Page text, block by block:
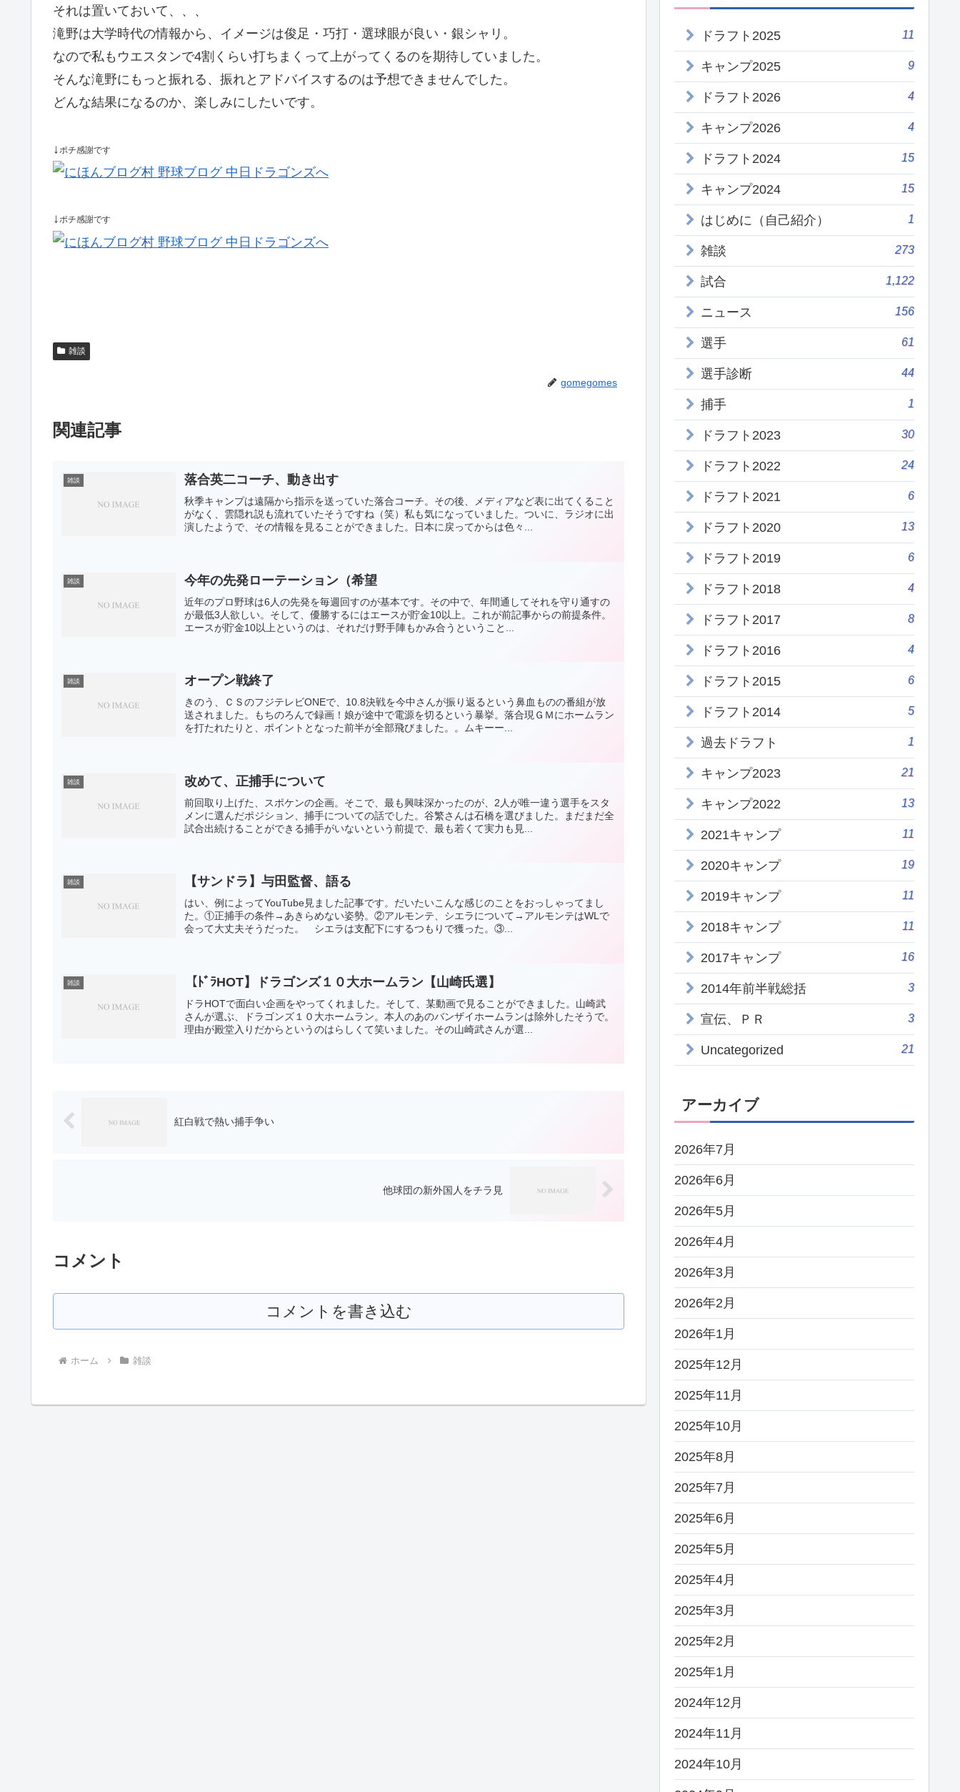
それは置いておいて、、、
滝野は大学時代の情報から、イメージは俊足・巧打・選球眼が良い・銀シャリ。
なので私もウエスタンで4割くらい打ちまくって上がってくるのを期待していました。
そんな滝野にもっと振れる、振れとアドバイスするのは予想できませんでした。
どんな結果になるのか、楽しみにしたいです。
↓ ポチ感謝です
↓ポチ感謝です
雑談
gomegomes
関連記事
雑談 落合英二コーチ、動き出す
秋季キャンプは遠隔から指示を送っていた落合コーチ。その後、メディアなど表に出てくること
がなく、雲隠れ説も流れていたそうですね（笑）私も気になっていました。ついに、ラジオに出
演したようで、その情報を見ることができました。日本に戻ってからは色々...
雑談 今年の先発ローテーション（希望
近年のプロ野球は6人の先発を毎週回すのが基本です。その中で、年間通してそれを守り通すの
が最低3人欲しい。そして、優勝するにはエースが貯金10以上。これが前記事からの前提条件。
エースが貯金10以上というのは、それだけ野手陣もかみ合うということ...
雑談 オープン戦終了
きのう、ＣＳのフジテレビONEで、10.8決戦を今中さんが振り返るという鼻血ものの番組が放
送されました。もちのろんで録画！娘が途中で電源を切るという暴挙。落合現ＧＭにホームラン
を打たれたりと、ポイントとなった前半が全部飛びました。。ムキーー...
雑談 改めて、正捕手について
前回取り上げた、スポケンの企画。そこで、最も興味深かったのが、2人が唯一違う選手をスタ
メンに選んだポジション、捕手についての話でした。谷繁さんは石橋を選びました。まだまだ全
試合出続けることができる捕手がいないという前提で、最も若くて実力も見...
雑談 【サンドラ】与田監督、語る
はい、例によってYouTube見ました記事です。だいたいこんな感じのことをおっしゃってまし
た。①正捕手の条件→あきらめない姿勢。②アルモンテ、シエラについて→アルモンテはWLで
会って大丈夫そうだった。 シエラは支配下にするつもりで獲った。③...
雑談 【ﾄﾞﾗHOT】ドラゴンズ１０大ホームラン【山崎氏選】
ドラHOTで面白い企画をやってくれました。そして、某動画で見ることができました。山崎武
さんが選ぶ、ドラゴンズ１０大ホームラン。本人のあのバンザイホームランは除外したそうで。
理由が殿堂入りだからというのはらしくて笑いました。その山崎武さんが選...
紅白戦で熱い捕手争い
他球団の新外国人をチラ見
コメント
コメントを書き込む
ホーム 雑談
ドラフト2025 11
キャンプ2025 9
ドラフト2026 4
キャンプ2026 4
ドラフト2024 15
キャンプ2024 15
はじめに（自己紹介） 1
雑談 273
試合 1,122
ニュース 156
選手 61
選手診断 44
捕手 1
ドラフト2023 30
ドラフト2022 24
ドラフト2021 6
ドラフト2020 13
ドラフト2019 6
ドラフト2018 4
ドラフト2017 8
ドラフト2016 4
ドラフト2015 6
ドラフト2014 5
過去ドラフト 1
キャンプ2023 21
キャンプ2022 13
2021キャンプ 11
2020キャンプ 19
2019キャンプ 11
2018キャンプ 11
2017キャンプ 16
2014年前半戦総括 3
宣伝、ＰＲ 3
Uncategorized 21
アーカイブ
2026年7月
2026年6月
2026年5月
2026年4月
2026年3月
2026年2月
2026年1月
2025年12月
2025年11月
2025年10月
2025年8月
2025年7月
2025年6月
2025年5月
2025年4月
2025年3月
2025年2月
2025年1月
2024年12月
2024年11月
2024年10月